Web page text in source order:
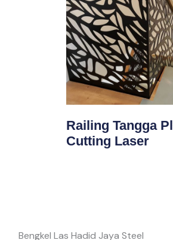
Railing Tangga
Cutting Laser
Bengkel Las Hadid Jaya Steel